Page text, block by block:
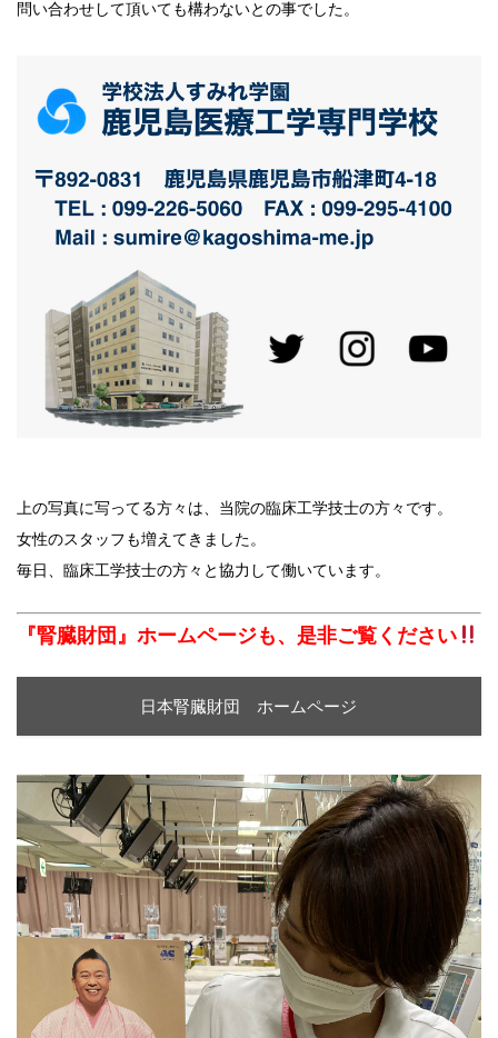
問い合わせして頂いても構わないとの事でした。
上の写真に写ってる方々は、当院の臨床工学技士の方々です。
女性のスタッフも増えてきました。
毎日、臨床工学技士の方々と協力して働いています。
『腎臓財団』ホームページも、是非ご覧ください
日本腎臓財団 ホームページ